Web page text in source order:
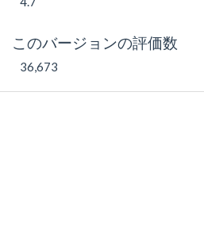
このバージョンの評価数
36,673